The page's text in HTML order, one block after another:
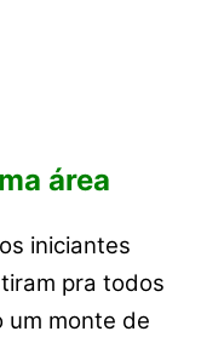
área
iniciantes
pra todos
um monte de